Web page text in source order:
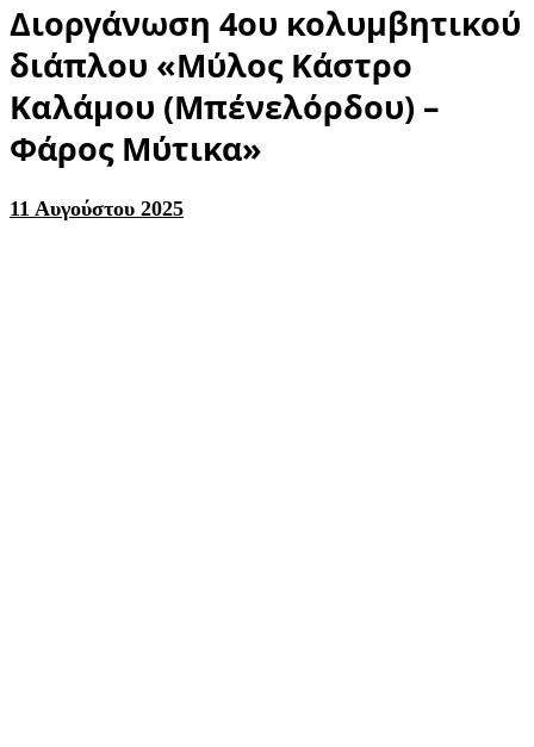
Διοργάνωση 4ου κολυμβητικού
διάπλου «Μύλος Κάστρο
Καλάμου (Μπένελόρδου) –
Φάρος Μύτικα»
11 Αυγούστου 2025